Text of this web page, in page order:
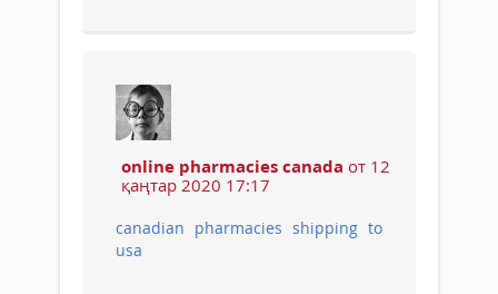
online pharmacies canada от 12
қаңтар 2020 17:17
canadian pharmacies shipping to
usa